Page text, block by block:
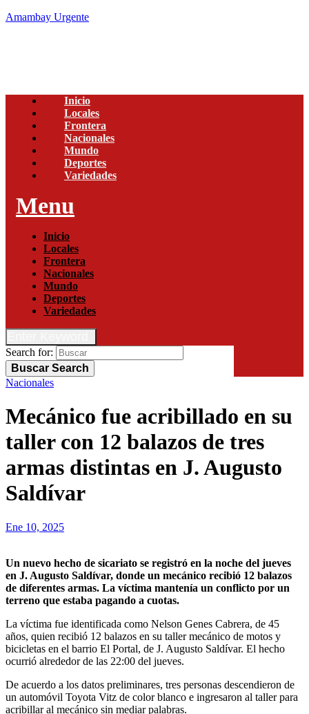
Amambay Urgente
Inicio
Locales
Frontera
Nacionales
Mundo
Deportes
Variedades
Menu
Inicio
Locales
Frontera
Nacionales
Mundo
Deportes
Variedades
Search for:
Buscar Search
Nacionales
Mecánico fue acribillado en su
taller con 12 balazos de tres
armas distintas en J. Augusto
Saldívar
Ene 10, 2025
Un nuevo hecho de sicariato se registró en la noche del jueves
en J. Augusto Saldívar, donde un mecánico recibió 12 balazos
de diferentes armas. La víctima mantenía un conflicto por un
terreno que estaba pagando a cuotas.
La víctima fue identificada como Nelson Genes Cabrera, de 45
años, quien recibió 12 balazos en su taller mecánico de motos y
bicicletas en el barrio El Portal, de J. Augusto Saldívar. El hecho
ocurrió alrededor de las 22:00 del jueves.
De acuerdo a los datos preliminares, tres personas descendieron de
un automóvil Toyota Vitz de color blanco e ingresaron al taller para
acribillar al mecánico sin mediar palabras.